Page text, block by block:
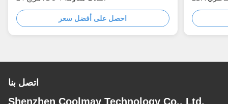
احصل على أفضل سعر
اتصل بنا
Shenzhen Coolmay Technology Co., Ltd.